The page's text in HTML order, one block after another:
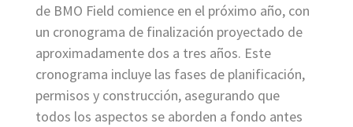
de BMO Field comience en el próximo año, con
un cronograma de finalización proyectado de
aproximadamente dos a tres años. Este
cronograma incluye las fases de planificación,
permisos y construcción, asegurando que
todos los aspectos se aborden a fondo antes